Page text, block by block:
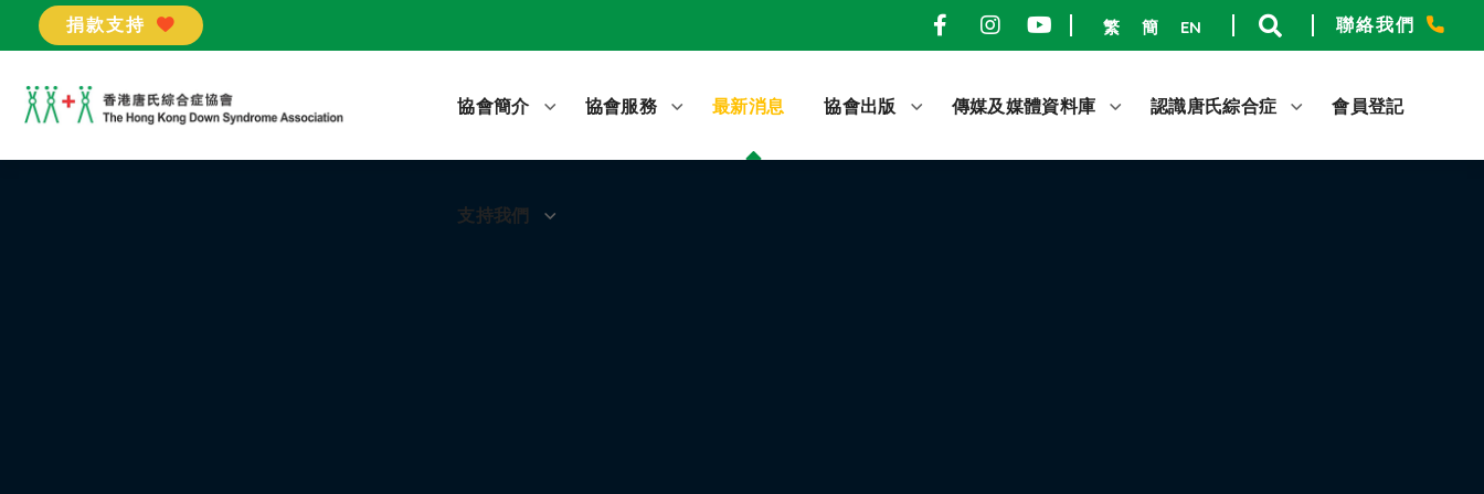
捐款支持 繁 簡 EN 聯絡我們
協會簡介 協會服務 最新消息 協會出版 傳媒及媒體資料庫 認識唐氏綜合症 會員登記
支持我們
支持我們